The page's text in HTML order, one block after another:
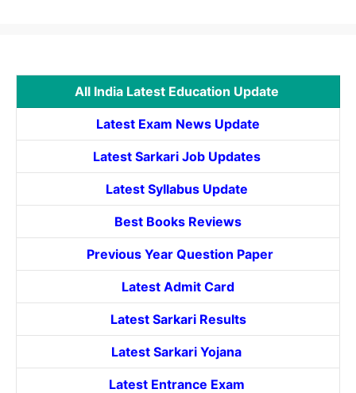
All India Latest Education Update
Latest Exam News Update
Latest Sarkari Job Updates
Latest Syllabus Update
Best Books Reviews
Previous Year Question Paper
Latest Admit Card
Latest Sarkari Results
Latest Sarkari Yojana
Latest Entrance Exam